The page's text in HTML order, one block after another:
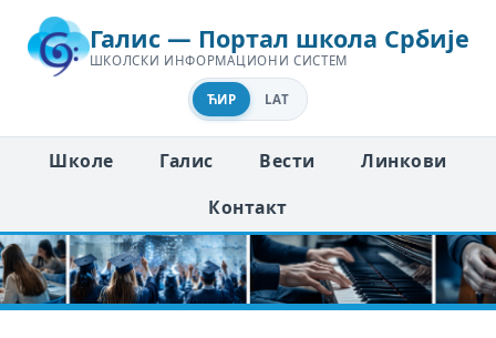
Галис — Портал школа Србије
ШКОЛСКИ ИНФОРМАЦИОНИ СИСТЕМ
ЋИР LAT
Школе Галис Вести
Линкови
Контакт